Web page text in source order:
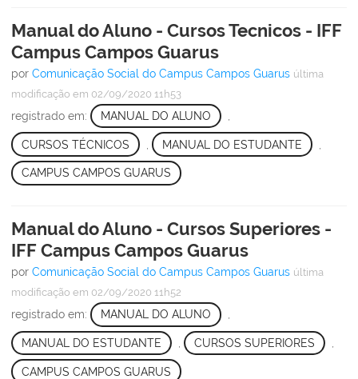
Manual do Aluno - Cursos Tecnicos - IFF
Campus Campos Guarus
por Comunicação Social do Campus Campos Guarus última
modificação em 02/09/2020 11h53
registrado em: MANUAL DO ALUNO
CURSOS TÉCNICOS MANUAL DO ESTUDANTE
CAMPUS CAMPOS GUARUS
Manual do Aluno - Cursos Superiores -
IFF Campus Campos Guarus
por Comunicação Social do Campus Campos Guarus última
modificação em 02/09/2020 11h52
registrado em: MANUAL DO ALUNO
MANUAL DO ESTUDANTE CURSOS SUPERIORES
CAMPUS CAMPOS GUARUS